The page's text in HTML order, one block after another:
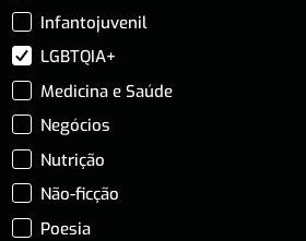
Infantojuvenil
LGBTQIA+
Medicina e Saúde
Negócios
Nutrição
Não-ficção
Poesia